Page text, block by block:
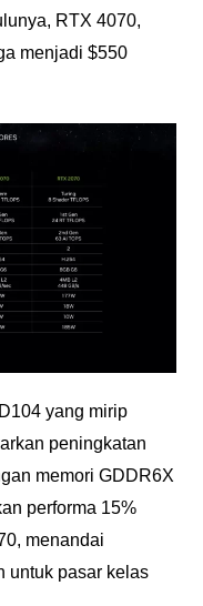
RTX 4070,
menjadi $550
yang mirip
peningkatan
memori GDDR6X
performa 15%
menandai
untuk pasar kelas